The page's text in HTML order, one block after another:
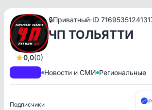
0,0(0)
🔒Приватный·ID
ЧП ТОЛЬЯТТИ
Новости и СМИ Региональные
Подписчики